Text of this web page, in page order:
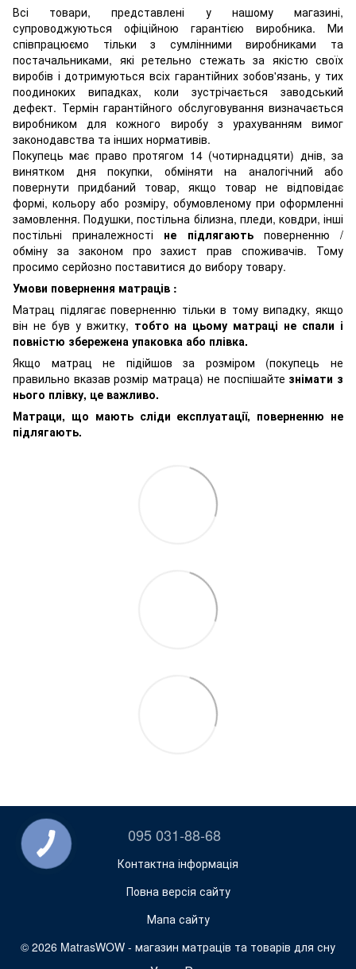
Всі товари, представлені у нашому магазині,
супроводжуються офіційною гарантією виробника. Ми
співпрацюємо тільки з сумлінними виробниками та
постачальниками, які ретельно стежать за якістю своїх
виробів і дотримуються всіх гарантійних зобов'язань, у тих
поодиноких випадках, коли зустрічається заводський
дефект. Термін гарантійного обслуговування визначається
виробником для кожного виробу з урахуванням вимог
законодавства та інших нормативів.
Покупець має право протягом 14 (чотирнадцяти) днів, за
винятком дня покупки, обміняти на аналогічний або
повернути придбаний товар, якщо товар не відповідає
формі, кольору або розміру, обумовленому при оформленні
замовлення. Подушки, постільна білизна, пледи, ковдри, інші
постільні приналежності не підлягаютьповерненню /
обміну за законом про захист прав споживачів. Тому
просимо серйозно поставитися до вибору товару.
Умови повернення матраців :
Матрац підлягає поверненню тільки в тому випадку, якщо
він не був у вжитку, тобто на цьому матраці не спали і
повністю збережена упаковка або плівка.
Якщо матрац не підійшов за розміром (покупець не
правильно вказав розмір матраца) не поспішайте знімати з
нього плівку, це важливо.
Матраци, що мають сліди експлуатації, поверненню не
підлягають.
095 031-88-68
Контактна інформація
Повна версія сайту
Мапа сайту
© 2026 MatrasWOW - магазин матраців та товарів для сну